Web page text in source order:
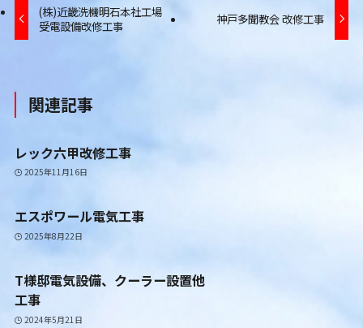
(株)近畿洗機明石本社工場
受電設備改修工事
神戸多聞教会 改修工事
関連記事
レック六甲改修工事
2025年11月16日
エスポワール電気工事
2025年8月22日
T様邸電気設備、クーラー設置他
工事
2024年5月21日